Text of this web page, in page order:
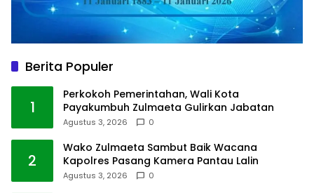
Berita Populer
1
Perkokoh Pemerintahan, Wali Kota
Payakumbuh Zulmaeta Gulirkan Jabatan
Agustus 3, 2026 0
2
Wako Zulmaeta Sambut Baik Wacana
Kapolres Pasang Kamera Pantau Lalin
Agustus 3, 2026 0